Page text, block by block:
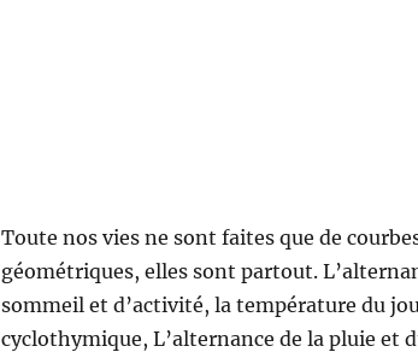
Toute nos vies ne sont faites que de
géométriques, elles sont partout.
sommeil et d’activité, la température du
cyclothymique, L’alternance de la pluie et